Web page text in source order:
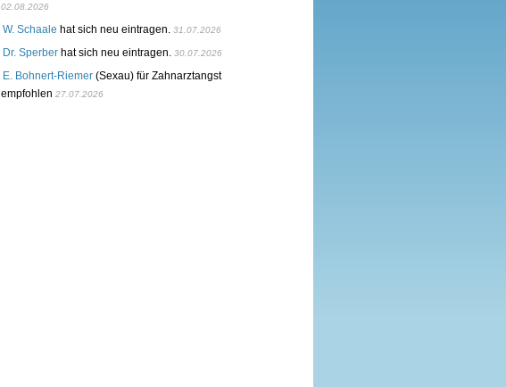
02.08.2026
W. Schaale hat sich neu eintragen. 31.07.2026
Dr. Sperberhat sich neu eintragen. 30.07.2026
E. Bohnert-Riemer(Sexau) für Zahnarztangst
empfohlen 27.07.2026